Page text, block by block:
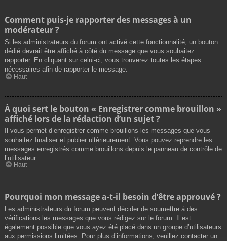
Comment puis-je rapporter des messages à un
modérateur ?
Si les administrateurs du forum ont activé cette fonctionnalité, un bouton
dédié devrait être affiché à côté du message que vous souhaitez
rapporter. En cliquant sur celui-ci, vous trouverez toutes les étapes
nécessaires afin de rapporter le message.
Haut
À quoi sert le bouton « Enregistrer comme brouillon »
affiché lors de la rédaction d’un sujet ?
Il vous permet d’enregistrer comme brouillons les messages que vous
souhaitez finaliser et publier ultérieurement. Vous pouvez reprendre les
messages enregistrés comme brouillons depuis le panneau de contrôle de
l’utilisateur.
Haut
Pourquoi mon message a-t-il besoin d’être approuvé ?
Les administrateurs du forum peuvent décider de soumettre à des
vérifications les messages que vous rédigez sur le forum. Il est
également possible que vous ayez été placé dans un groupe d’utilisateurs
aux permissions limitées. Pour plus d’informations, veuillez contacter un